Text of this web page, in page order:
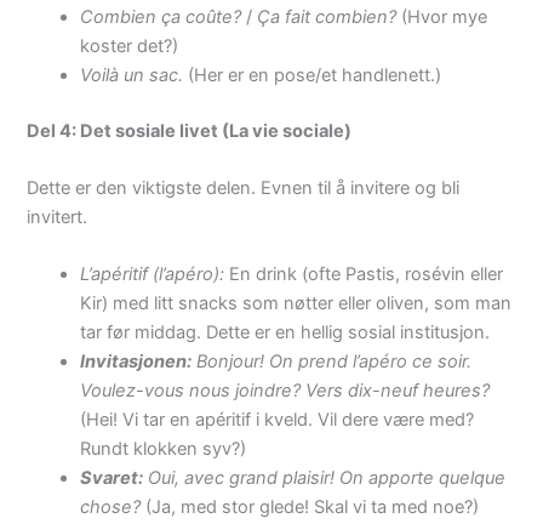
Combien ça coûte?/ Ça fait combien?(Hvor mye
koster det?)
Voilà un sac. (Her er en pose/et handlenett.)
Del 4: Det sosiale livet (La vie sociale)
Dette er den viktigste delen. Evnen til å invitere og bli
invitert.
L’apéritif (l’apéro): En drink (ofte Pastis, rosévin eller
Kir) med litt snacks som nøtter eller oliven, som man
tar før middag. Dette er en hellig sosial institusjon.
Invitasjonen: Bonjour! On prend l’apéro ce soir.
Voulez-vous nous joindre? Vers dix-neuf heures?
(Hei! Vi tar en apéritif i kveld. Vil dere være med?
Rundt klokken syv?)
Svaret: Oui, avec grand plaisir! On apporte quelque
chose?(Ja, med stor glede! Skal vi ta med noe?)